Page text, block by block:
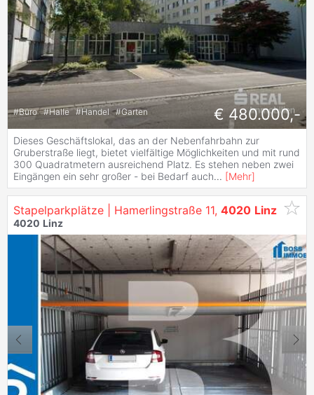
#Büro #Halle #Handel #Garten € 480.000,-
Dieses Geschäftslokal, das an der Nebenfahrbahn zur
Gruberstraße liegt, bietet vielfältige Möglichkeiten und mit rund
300 Quadratmetern ausreichend Platz. Es stehen neben zwei
Eingängen ein sehr großer - bei Bedarf auch... [Mehr]
Stapelparkplätze | Hamerlingstraße 11, 4020 Linz
4020 Linz